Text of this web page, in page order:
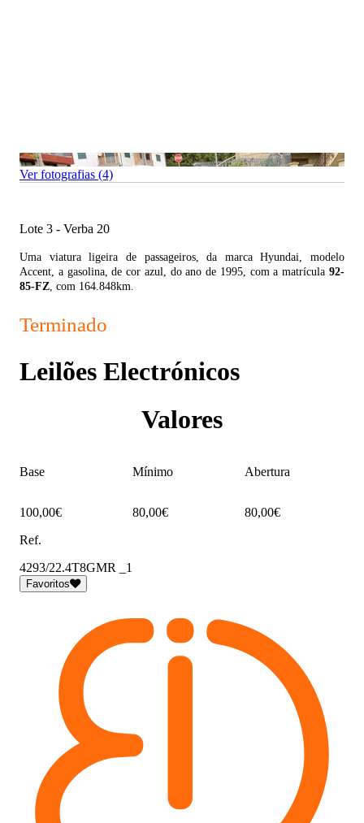
Ver fotografias (4)
Lote 3 - Verba 20
Uma viatura ligeira de passageiros, da marca Hyundai, modelo
Accent, a gasolina, de cor azul, do ano de 1995, com a matrícula 92-
85-FZ, com 164.848km.
Terminado
Leilões Electrónicos
Valores
Base Mínimo Abertura
100,00€ 80,00€
80,00€
Ref.
4293/22.4T8GMR _1
Favoritos